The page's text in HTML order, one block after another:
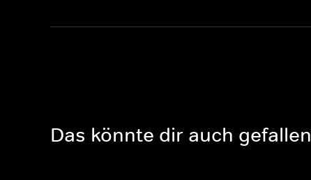
Das könnte dir auch gefallen